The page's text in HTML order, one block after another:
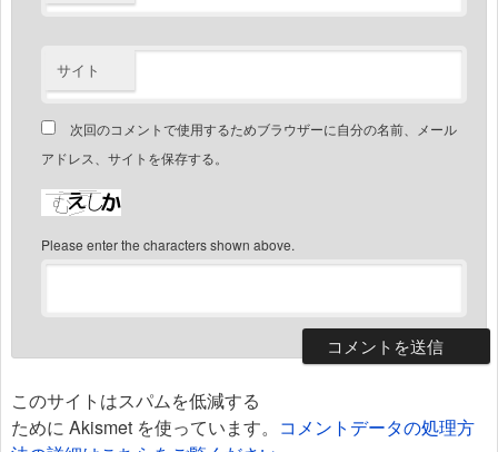
サイト
次回のコメントで使用するためブラウザーに自分の名前、メール
アドレス、サイトを保存する。
Please enter the characters shown above.
このサイトはスパムを低減する
ために Akismet を使っています。 コメントデータの処理方